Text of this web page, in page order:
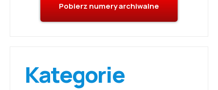
Pobierz numery archiwalne
Kategorie